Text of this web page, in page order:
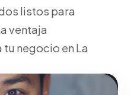
listos para
ventaja
negocio en La